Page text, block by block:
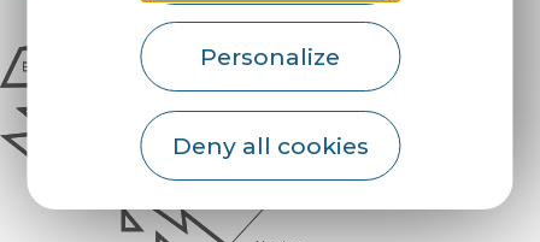
Personalize
Deny all cookies